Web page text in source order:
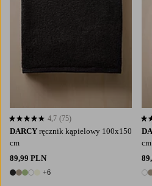
DARCY ręcznik kąpielowy 100x150
cm
89,99 PLN
11 kolory
+6
4,7 opierając się na 75 ocenach
4,7 (75)
cm
11